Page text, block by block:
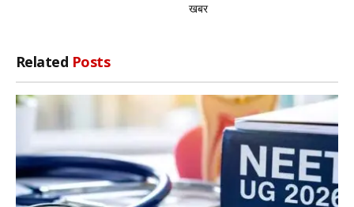
खबर
Related Posts